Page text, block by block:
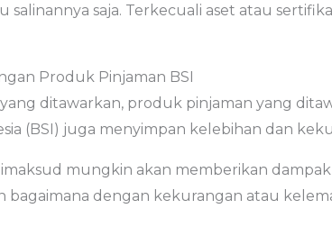
salinannya saja. Terkecuali aset atau
Produk Pinjaman BSI
ditawarkan, produk pinjaman yang
(BSI) juga menyimpan kelebihan dan
mungkin akan memberikan dampak
bagaimana dengan kekurangan atau